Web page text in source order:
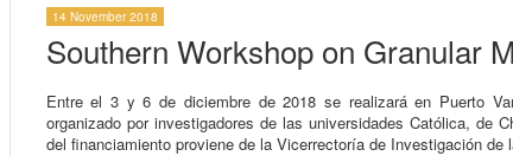
14 November 2018
Southern Workshop on Granular
Entre el 3 y 6 de diciembre de 2018 se realizará en Puerto
organizado por investigadores de las universidades Católica, de
del financiamiento proviene de la Vicerrectoría de Investigación